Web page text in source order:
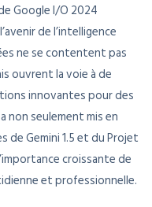
Google I/O 2024
de l’intelligence
ne se contentent pas
ouvrent la voie à de
innovantes pour des
non seulement mis en
de Gemini 1.5 et du Projet
croissante de
et professionnelle.